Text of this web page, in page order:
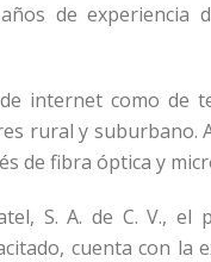
de experiencia
internet como de
rural y suburbano.
de fibra óptica y
S. A. de C. V., el
cuenta con la